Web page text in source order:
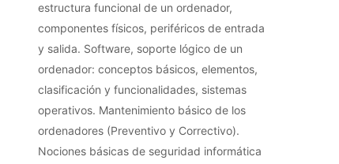
estructura funcional de un ordenador,
componentes físicos, periféricos de entrada
y salida. Software, soporte lógico de un
ordenador: conceptos básicos, elementos,
clasificación y funcionalidades, sistemas
operativos. Mantenimiento básico de los
ordenadores (Preventivo y Correctivo).
Nociones básicas de seguridad informática